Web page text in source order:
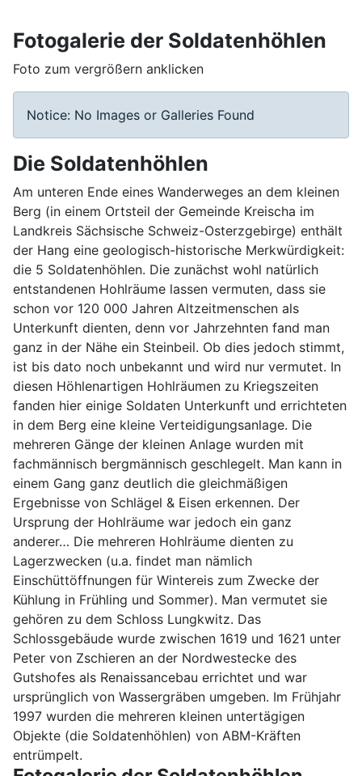
Fotogalerie der Soldatenhöhlen
Foto zum vergrößern anklicken
Notice: No Images or Galleries Found
Die Soldatenhöhlen
Am unteren Ende eines Wanderweges an dem kleinen
Berg (in einem Ortsteil der Gemeinde Kreischa im
Landkreis Sächsische Schweiz-Osterzgebirge) enthält
der Hang eine geologisch-historische Merkwürdigkeit:
die 5 Soldatenhöhlen. Die zunächst wohl natürlich
entstandenen Hohlräume lassen vermuten, dass sie
schon vor 120 000 Jahren Altzeitmenschen als
Unterkunft dienten, denn vor Jahrzehnten fand man
ganz in der Nähe ein Steinbeil. Ob dies jedoch stimmt,
ist bis dato noch unbekannt und wird nur vermutet. In
diesen Höhlenartigen Hohlräumen zu Kriegszeiten
fanden hier einige Soldaten Unterkunft und errichteten
in dem Berg eine kleine Verteidigungsanlage. Die
mehreren Gänge der kleinen Anlage wurden mit
fachmännisch bergmännisch geschlegelt. Man kann in
einem Gang ganz deutlich die gleichmäßigen
Ergebnisse von Schlägel & Eisen erkennen. Der
Ursprung der Hohlräume war jedoch ein ganz
anderer… Die mehreren Hohlräume dienten zu
Lagerzwecken (u.a. findet man nämlich
Einschüttöffnungen für Wintereis zum Zwecke der
Kühlung in Frühling und Sommer). Man vermutet sie
gehören zu dem Schloss Lungkwitz. Das
Schlossgebäude wurde zwischen 1619 und 1621 unter
Peter von Zschieren an der Nordwestecke des
Gutshofes als Renaissancebau errichtet und war
ursprünglich von Wassergräben umgeben. Im Frühjahr
1997 wurden die mehreren kleinen untertägigen
Objekte (die Soldatenhöhlen) von ABM-Kräften
entrümpelt.